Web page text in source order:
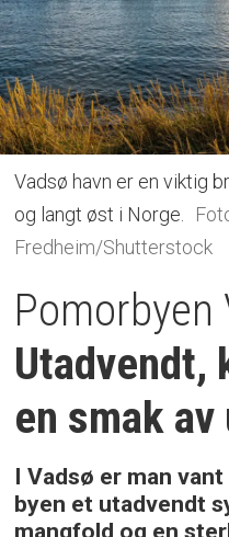
Vadsø havn er en viktig
og langt øst i Norge.
Fredheim/Shutterstock
Pomorbyen
Utadvendt,
en smak
I Vadsø er man
byen et utadvendt
mangfold og en